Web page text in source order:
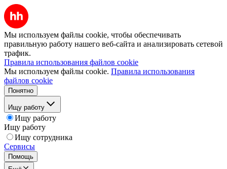
Мы используем файлы cookie, чтобы обеспечивать
правильную работу нашего веб-сайта и анализировать сетевой
трафик.
Правила использования файлов cookie
Мы используем файлы cookie. Правила использования
файлов cookie
Понятно
Ищу работу
Ищу работу
Ищу работу
Ищу сотрудника
Сервисы
Помощь